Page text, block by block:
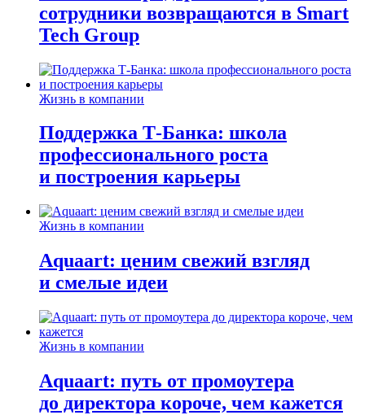
сотрудники возвращаются в Smart
Tech Group
Жизнь в компании
Поддержка Т-Банка: школа
профессионального роста
и построения карьеры
Жизнь в компании
Aquaart: ценим свежий взгляд
и смелые идеи
Жизнь в компании
Aquaart: путь от промоутера
до директора короче, чем кажется